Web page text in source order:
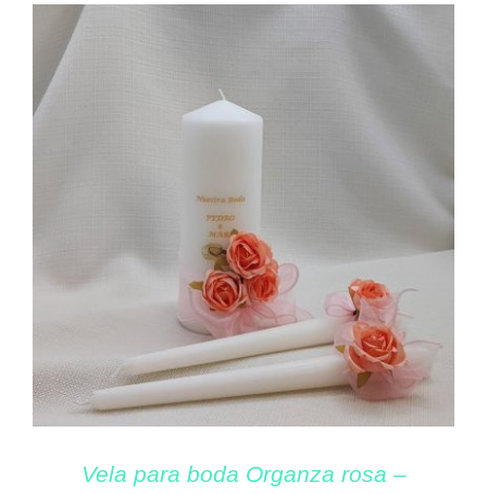
Vela para boda Organza rosa –